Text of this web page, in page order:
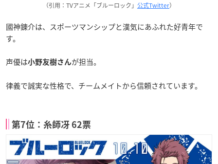
（引用：TVアニメ「ブルーロック」 公式Twitter）
國神錬介は、スポーツマンシップと漢気にあふれた好青年で
す。
声優は小野友樹さんが担当。
律義で誠実な性格で、チームメイトから信頼されています。
第7位：糸師冴 62票